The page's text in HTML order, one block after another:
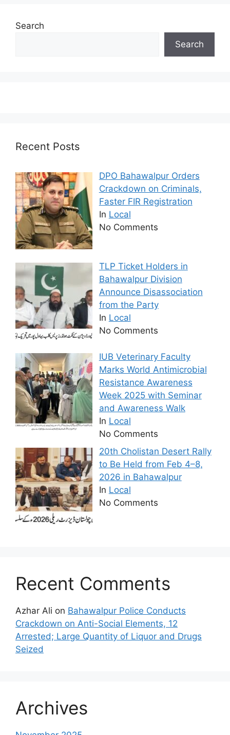
Search
Search
Recent Posts
DPO Bahawalpur Orders
Crackdown on Criminals,
Faster FIR Registration
In Local
No Comments
TLP Ticket Holders in
Bahawalpur Division
Announce Disassociation
from the Party
In Local
No Comments
IUB Veterinary Faculty
Marks World Antimicrobial
Resistance Awareness
Week 2025 with Seminar
and Awareness Walk
In Local
No Comments
20th Cholistan Desert Rally
to Be Held from Feb 4–8,
2026 in Bahawalpur
In Local
No Comments
Recent Comments
Azhar Ali on Bahawalpur Police Conducts
Crackdown on Anti-Social Elements, 12
Arrested; Large Quantity of Liquor and Drugs
Seized
Archives